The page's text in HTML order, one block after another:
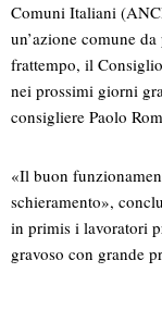
Comuni Italiani
un’azione comune
frattempo, il
nei prossimi giorni
consigliere Paolo
«Il buon
schieramento»,
in primis i lavoratori
gravoso con grande